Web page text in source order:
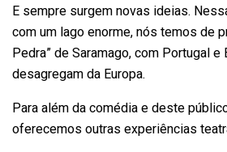
E sempre surgem novas ideias.
com um lago enorme, nós temos de
Pedra” de Saramago, com Portugal e
desagregam da Europa.
Para além da comédia e deste
oferecemos outras experiências